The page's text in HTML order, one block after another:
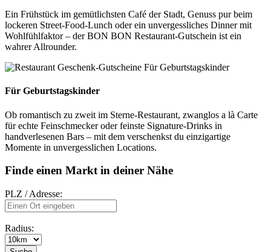
Ein Frühstück im gemütlichsten Café der Stadt, Genuss pur beim
lockeren Street-Food-Lunch oder ein unvergessliches Dinner mit
Wohlfühlfaktor – der BON BON Restaurant-Gutschein ist ein
wahrer Allrounder.
Für Geburtstagskinder
Ob romantisch zu zweit im Sterne-Restaurant, zwanglos a là Carte
für echte Feinschmecker oder feinste Signature-Drinks in
handverlesenen Bars – mit dem verschenkst du einzigartige
Momente in unvergesslichen Locations.
Finde einen Markt in deiner Nähe
PLZ / Adresse:
Radius: